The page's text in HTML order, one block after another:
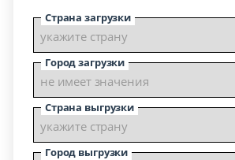
Страна загрузки
Город загрузки
Страна выгрузки
Город выгрузки